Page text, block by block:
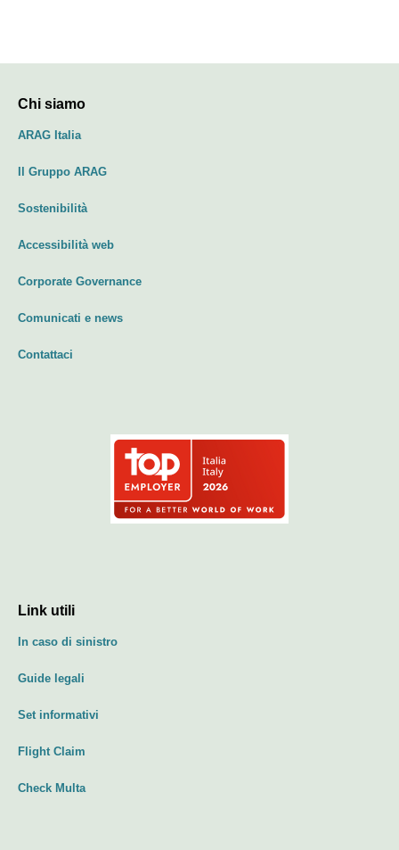
Chi siamo
ARAG Italia
Il Gruppo ARAG
Sostenibilità
Accessibilità web
Corporate Governance
Comunicati e news
Contattaci
Link utili
In caso di sinistro
Guide legali
Set informativi
Flight Claim
Check Multa